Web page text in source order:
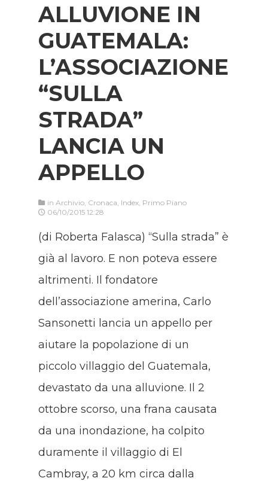
ALLUVIONE IN
GUATEMALA:
L’ASSOCIAZIONE
“SULLA
STRADA”
LANCIA UN
APPELLO
in Archivio Cronaca Index Primo Piano
06/10/2015 12:28
(di Roberta Falasca) “Sulla strada” è
già al lavoro. E non poteva essere
altrimenti. Il fondatore
dell’associazione amerina, Carlo
Sansonetti lancia un appello per
aiutare la popolazione di un
piccolo villaggio del Guatemala,
devastato da una alluvione. Il 2
ottobre scorso, una frana causata
da una inondazione, ha colpito
duramente il villaggio di El
Cambray, a 20 km circa dalla